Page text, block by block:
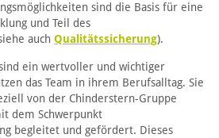
sind die Basis für eine
und Teil des
auch Qualitätssicherung).
ein wertvoller und wichtiger
das Team in ihrem Berufsalltag. Sie
von der Chinderstern-Gruppe
dem Schwerpunkt
begleitet und gefördert. Dieses